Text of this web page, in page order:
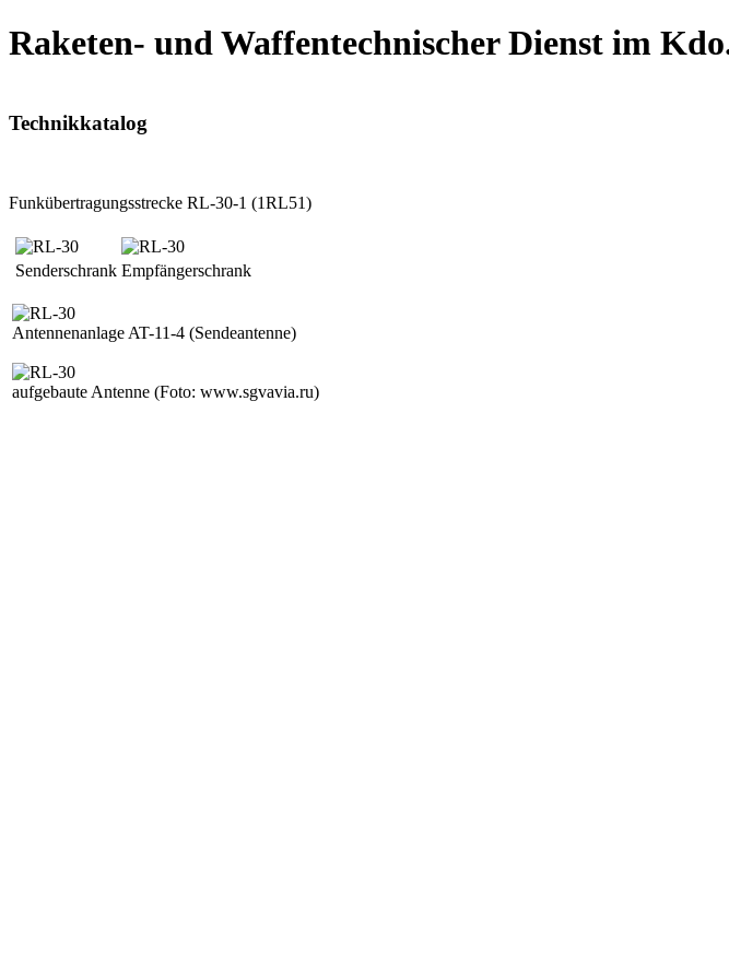
Raketen- und Waffentechnischer Dienst im
Technikkatalog
Funkübertragungsstrecke RL-30-1 (1RL51)
Senderschrank Empfängerschrank
Antennenanlage AT-11-4 (Sendeantenne)
aufgebaute Antenne (Foto: www.sgvavia.ru)